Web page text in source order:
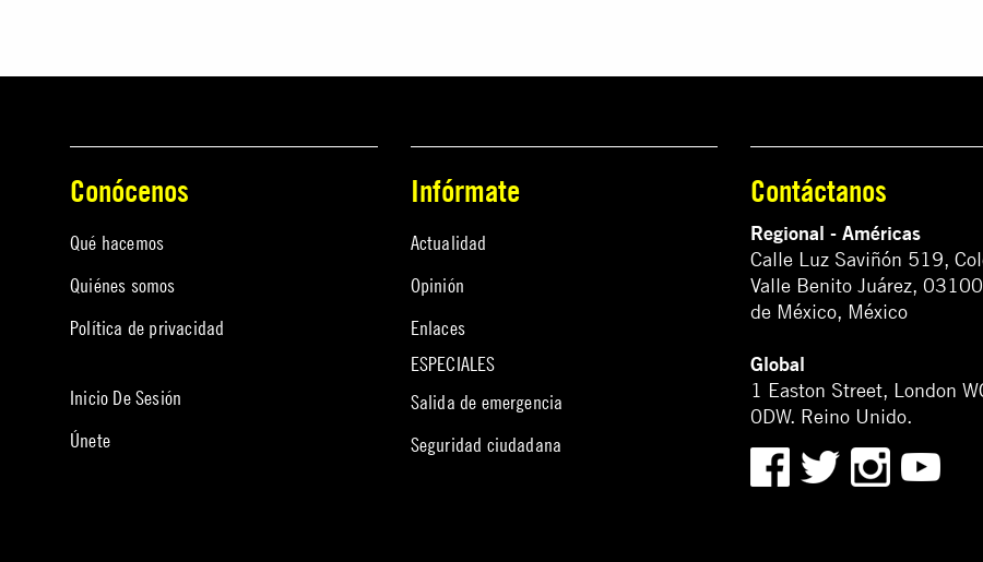
Conócenos
Qué hacemos
Quiénes somos
Política de privacidad
Inicio De Sesión
Únete
Infórmate
Actualidad
Opinión
Enlaces
ESPECIALES
Salida de emergencia
Seguridad ciudadana
Contáctanos
Regional - Américas
Calle Luz Saviñón 519,
Valle Benito Juárez,
de México, México
Global
1 Easton Street, London
0DW. Reino Unido.